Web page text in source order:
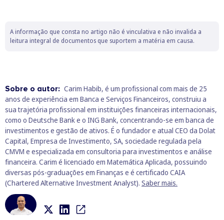
A informação que consta no artigo não é vinculativa e não invalida a
leitura integral de documentos que suportem a matéria em causa.
Sobre o autor: Carim Habib, é um profissional com mais de 25
anos de experiência em Banca e Serviços Financeiros, construiu a
sua trajetória profissional em instituições financeiras internacionais,
como o Deutsche Bank e o ING Bank, concentrando-se em banca de
investimentos e gestão de ativos. É o fundador e atual CEO da Dolat
Capital, Empresa de Investimento, SA, sociedade regulada pela
CMVM e especializada em consultoria para investimentos e análise
financeira. Carim é licenciado em Matemática Aplicada, possuindo
diversas pós-graduações em Finanças e é certificado CAIA
(Chartered Alternative Investment Analyst). Saber mais.